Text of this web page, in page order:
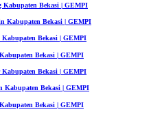
Kabupaten Bekasi | GEMPI
Kabupaten Bekasi | GEMPI
Bekasi | GEMPI
Bekasi | GEMPI
Bekasi | GEMPI
Kabupaten Bekasi | GEMPI
Bekasi | GEMPI